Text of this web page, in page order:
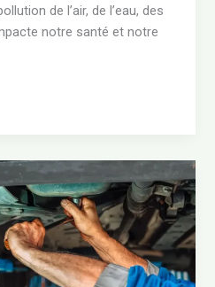
de l’air, de l’eau, des
notre santé et notre